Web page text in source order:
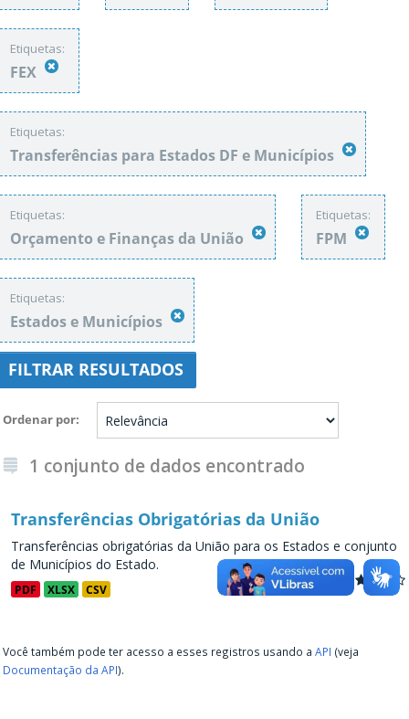
Etiquetas:
FEX
Etiquetas:
Transferências para Estados DF e Municípios
Etiquetas:
Orçamento e Finanças da União
Etiquetas:
FPM
Etiquetas:
Estados e Municípios
FILTRAR RESULTADOS
Ordenar por
1 conjunto de dados encontrado
Transferências Obrigatórias da União
Transferências obrigatórias da União para os Estados e conjunto
de Municípios do Estado.
PDF XLSX CSV
Você também pode ter acesso a esses registros usando a API (veja
Documentação da API).